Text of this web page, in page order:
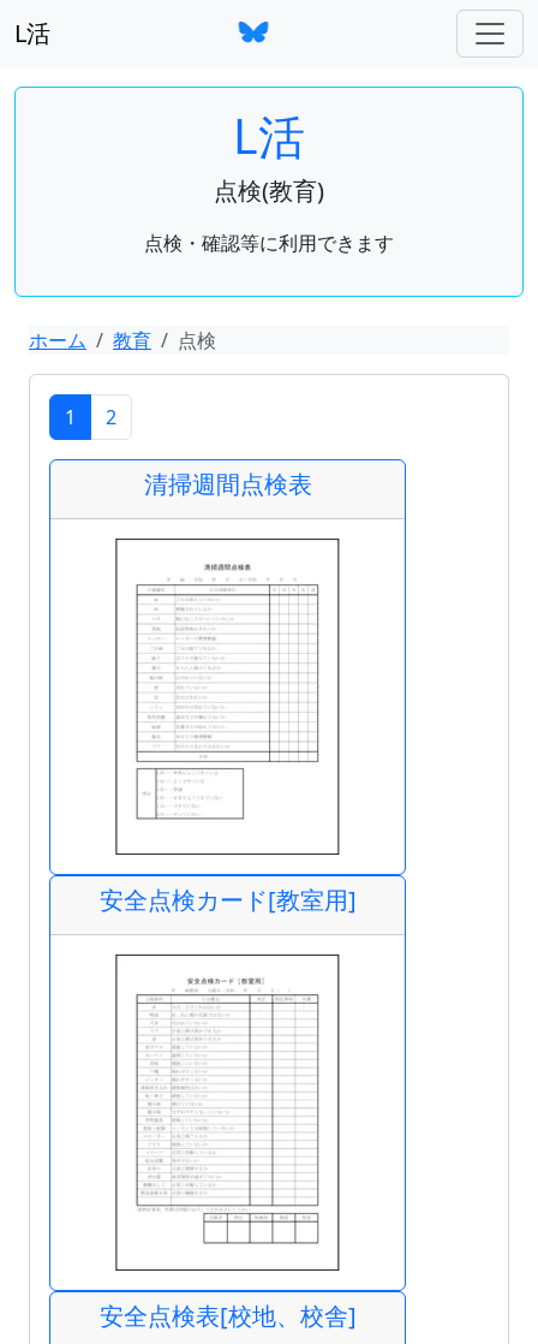
L活
L活
点検(教育)
点検・確認等に利用できます
ホーム 教育 点検
1 2
清掃週間点検表
安全点検カード[教室用]
安全点検表[校地、校舎]